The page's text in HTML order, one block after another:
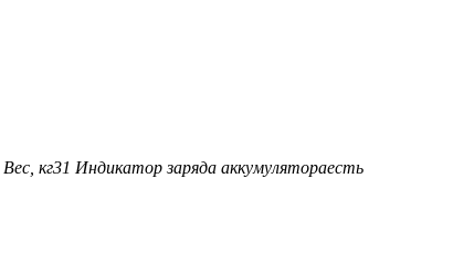
Вес, кг31 Индикатор заряда аккумулятораесть